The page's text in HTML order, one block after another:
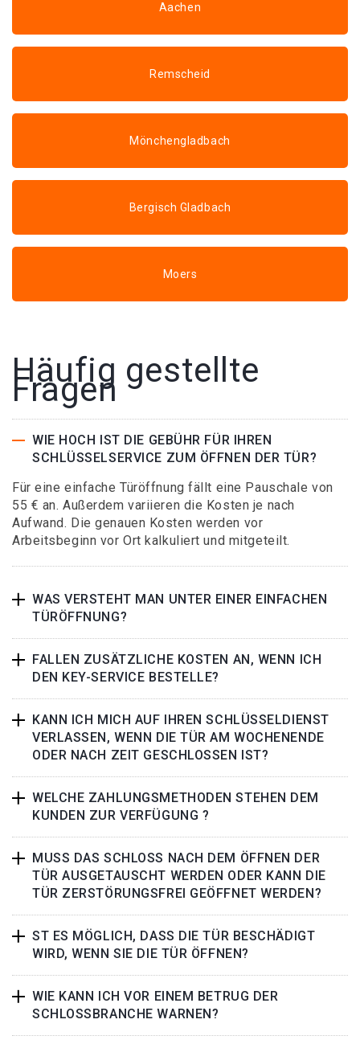
Aachen
Remscheid
Mönchengladbach
Bergisch Gladbach
Moers
Häufig gestellte
Fragen
WIE HOCH IST DIE GEBÜHR FÜR IHREN
SCHLÜSSELSERVICE ZUM ÖFFNEN DER TÜR?
Für eine einfache Türöffnung fällt eine Pauschale von
55 € an. Außerdem variieren die Kosten je nach
Aufwand. Die genauen Kosten werden vor
Arbeitsbeginn vor Ort kalkuliert und mitgeteilt.
WAS VERSTEHT MAN UNTER EINER EINFACHEN
TÜRÖFFNUNG?
FALLEN ZUSÄTZLICHE KOSTEN AN, WENN ICH
DEN KEY-SERVICE BESTELLE?
KANN ICH MICH AUF IHREN SCHLÜSSELDIENST
VERLASSEN, WENN DIE TÜR AM WOCHENENDE
ODER NACH ZEIT GESCHLOSSEN IST?
WELCHE ZAHLUNGSMETHODEN STEHEN DEM
KUNDEN ZUR VERFÜGUNG ?
MUSS DAS SCHLOSS NACH DEM ÖFFNEN DER
TÜR AUSGETAUSCHT WERDEN ODER KANN DIE
TÜR ZERSTÖRUNGSFREI GEÖFFNET WERDEN?
ST ES MÖGLICH, DASS DIE TÜR BESCHÄDIGT
WIRD, WENN SIE DIE TÜR ÖFFNEN?
WIE KANN ICH VOR EINEM BETRUG DER
SCHLOSSBRANCHE WARNEN?